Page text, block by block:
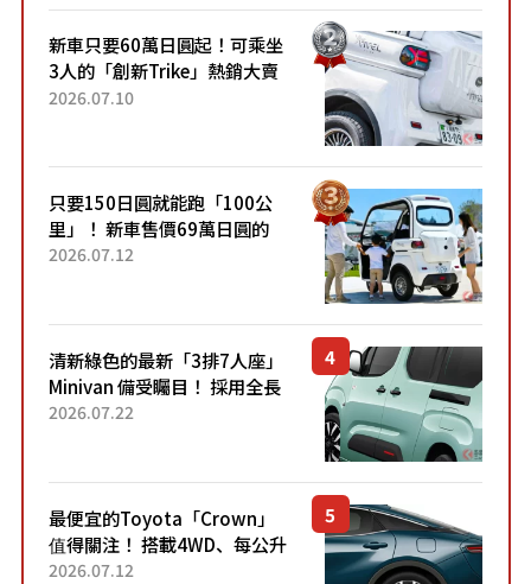
新車只要60萬日圓起！可乘坐
3人的「創新Trike」熱銷大賣
成為人氣車款！「養車成本真
2026.07.10
只要150日圓就能跑「100公
里」！ 新車售價69萬日圓的
「3人座」Trike大受歡迎！ 順
2026.07.12
清新綠色的最新「3排7人座」
Minivan 備受矚目！ 採用全長
4.7公尺剛剛好的車身尺寸與
2026.07.22
最便宜的Toyota「Crown」
值得關注！ 搭載4WD、每公升
22.4公里低油耗表現超亮眼！
2026.07.12